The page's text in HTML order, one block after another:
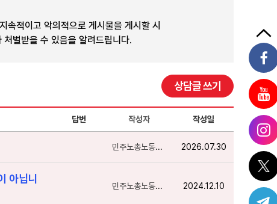
속적이고 악의적으로 게시물을 게시할 시
벌받을 수 있음을 알려드립니다.
상담글 쓰기
답변 작성자 작성일
민주노총노동상담 2026.07.30
아닙니
민주노총노동상담 2024.12.10